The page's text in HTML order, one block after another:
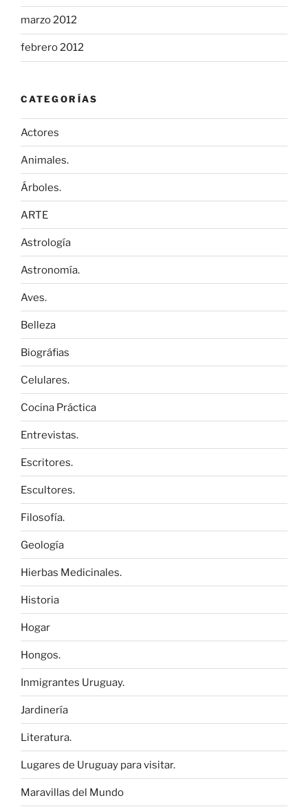
marzo 2012
febrero 2012
CATEGORÍAS
Actores
Animales.
Árboles.
ARTE
Astrología
Astronomía.
Aves.
Belleza
Biográfias
Celulares.
Cocina Práctica
Entrevistas.
Escritores.
Escultores.
Filosofía.
Geología
Hierbas Medicinales.
Historia
Hogar
Hongos.
Inmigrantes Uruguay.
Jardinería
Literatura.
Lugares de Uruguay para visitar.
Maravillas del Mundo